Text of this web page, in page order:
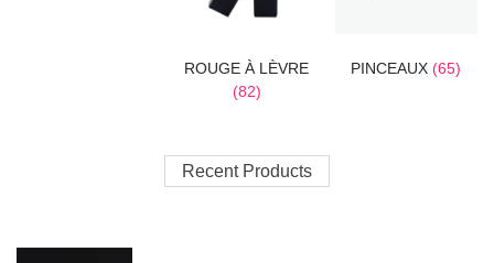
ROUGE À LÈVRE
(82)
PINCEAUX(65)
Recent Products